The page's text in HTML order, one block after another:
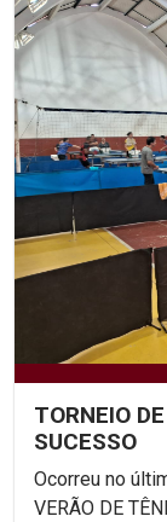
TORNEIO
SUCESSO
Ocorreu no
VERÃO DE TÊNIS